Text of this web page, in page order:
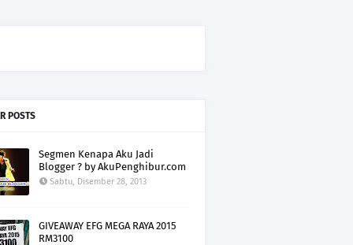
POSTS
Segmen Kenapa Aku Jadi
Blogger ? by AkuPenghibur.com
Sabtu, Disember 28, 2013
GIVEAWAY EFG MEGA RAYA 2015
RM3100